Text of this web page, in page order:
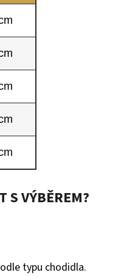
S VÝBĚREM?
typu chodidla.